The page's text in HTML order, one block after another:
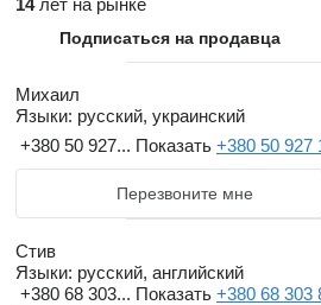
Аренда и услуги.
Предоставляем в аренду
трактора таких мировых брендов
Kinze, Great Plains, DMI и т.д.! Вы
срок и с наименьшими потерями!
14лет на рынке
Подписаться на продавца
Михаил
Языки: русский, украинский
+380 50 927... Показать +380 50 927
Перезвоните мне
Стив
Языки: русский, английский
+380 68 303... Показать +380 68 303